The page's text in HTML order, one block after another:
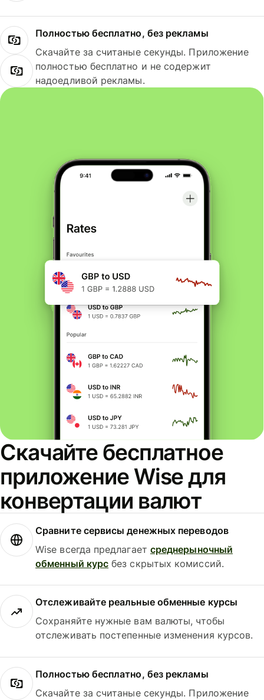
Полностью бесплатно, без рекламы
Скачайте за считаные секунды. Приложение
полностью бесплатно и не содержит
надоедливой рекламы.
Скачайте бесплатное
приложение Wise для
конвертации валют
Сравните сервисы денежных переводов
Wise всегда предлагает среднерыночный
обменный курс без скрытых комиссий.
Отслеживайте реальные обменные курсы
Сохраняйте нужные вам валюты, чтобы
отслеживать постепенные изменения курсов.
Полностью бесплатно, без рекламы
Скачайте за считаные секунды. Приложение